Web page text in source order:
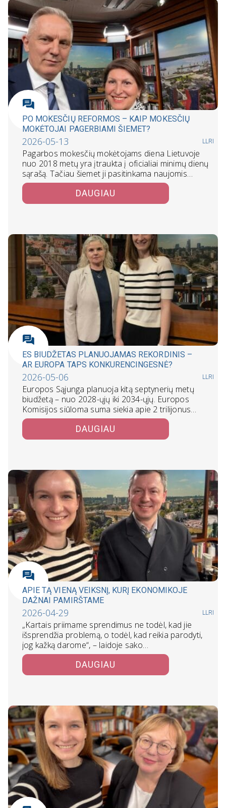
PO MOKESČIŲ REFORMOS – KAIP MOKESČIŲ
MOKĖTOJAI PAGERBIAMI ŠIEMET?
2026-05-13 LLRI
Pagarbos mokesčių mokėtojams diena Lietuvoje
nuo 2018 metų yra įtraukta į oficialiai minimų dienų
sąrašą. Tačiau šiemet ji pasitinkama naujomis…
DAUGIAU
ES BIUDŽETAS PLANUOJAMAS REKORDINIS –
AR EUROPA TAPS KONKURENCINGESNĖ?
2026-05-06 LLRI
Europos Sąjunga planuoja kitą septynerių metų
biudžetą – nuo 2028-ųjų iki 2034-ųjų. Europos
Komisijos siūloma suma siekia apie 2 trilijonus…
DAUGIAU
APIE TĄ VIENĄ VEIKSNĮ, KURĮ EKONOMIKOJE
DAŽNAI PAMIRŠTAME
2026-04-29 LLRI
„Kartais priimame sprendimus ne todėl, kad jie
išsprendžia problemą, o todėl, kad reikia parodyti,
jog kažką darome“, – laidoje sako…
DAUGIAU